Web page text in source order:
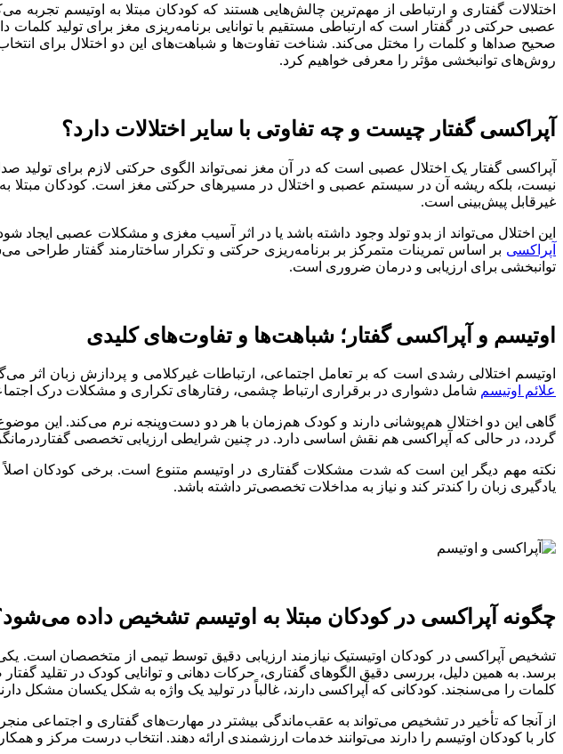
اختلالات گفتاری و ارتباطی از مهم‌ترین چالش‌هایی هستند که کودکان مبتلا به اوتیسم
عصبی حرکتی در گفتار است که ارتباطی مستقیم با توانایی برنامه‌ریزی مغز برای تولید کلمات
صحیح صداها و کلمات را مختل می‌کند. شناخت تفاوت‌ها و شباهت‌های این دو اختلال برای
روش‌های توانبخشی مؤثر را معرفی خواهیم کرد.
آپراکسی گفتار چیست و چه تفاوتی با سایر اختلالات دارد؟
آپراکسی گفتار یک اختلال عصبی است که در آن مغز نمی‌تواند الگوی حرکتی لازم برای
نیست، بلکه ریشه آن در سیستم عصبی و اختلال در مسیرهای حرکتی مغز است. کودکان مبتلا
غیرقابل پیش‌بینی است.
این اختلال می‌تواند از بدو تولد وجود داشته باشد یا در اثر آسیب مغزی و مشکلات عصبی
آپراکسی بر اساس تمرینات متمرکز بر برنامه‌ریزی حرکتی و تکرار ساختارمند گفتار طراحی
توانبخشی برای ارزیابی و درمان ضروری است.
اوتیسم و آپراکسی گفتار؛ شباهت‌ها و تفاوت‌های کلیدی
اوتیسم اختلالی رشدی است که بر تعامل اجتماعی، ارتباطات غیرکلامی و پردازش زبان اثر
علائم اوتیسم شامل دشواری در برقراری ارتباط چشمی، رفتارهای تکراری و مشکلات درک
گاهی این دو اختلال هم‌پوشانی دارند و کودک هم‌زمان با هر دو دست‌وپنجه نرم می‌کند. این
گردد، در حالی که آپراکسی هم نقش اساسی دارد. در چنین شرایطی ارزیابی تخصصی
نکته مهم دیگر این است که شدت مشکلات گفتاری در اوتیسم متنوع است. برخی کودکان اصلاً
یادگیری زبان را کندتر کند و نیاز به مداخلات تخصصی‌تر داشته باشد.
چگونه آپراکسی در کودکان مبتلا به اوتیسم تشخیص داده
تشخیص آپراکسی در کودکان اوتیستیک نیازمند ارزیابی دقیق توسط تیمی از متخصصان است.
برسد. به همین دلیل، بررسی دقیق الگوهای گفتاری، حرکات دهانی و توانایی کودک در تقلید
کلمات را می‌سنجند. کودکانی که آپراکسی دارند، غالباً در تولید یک واژه به شکل یکسان مشکل
از آنجا که تأخیر در تشخیص می‌تواند به عقب‌ماندگی بیشتر در مهارت‌های گفتاری و اجتماعی
کار با کودکان اوتیسم را دارند می‌توانند خدمات ارزشمندی ارائه دهند. انتخاب درست مرکز و